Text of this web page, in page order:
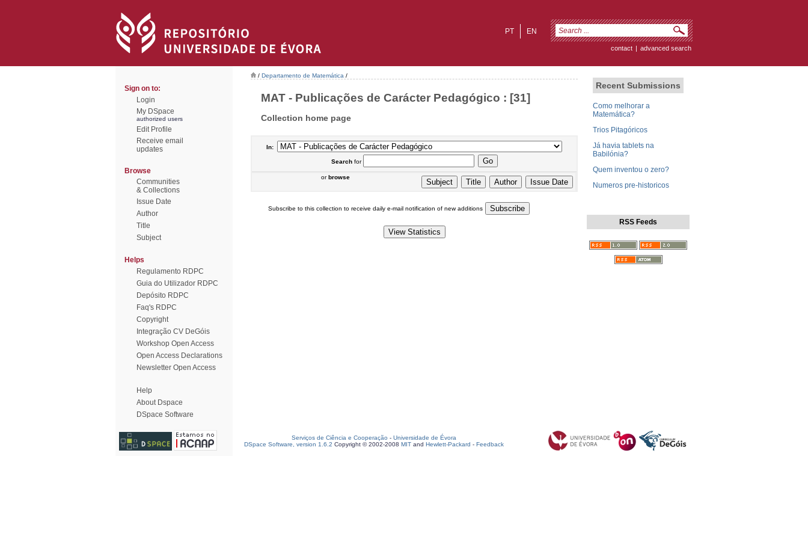
EN
PT
contact | advanced search
Sign on to:
Login
My DSpace
authorized users
Edit Profile
Receive email
updates
Browse
Communities
& Collections
Issue Date
Author
Title
Subject
Helps
Regulamento RDPC
Guia do Utilizador RDPC
Depósito RDPC
Faq's RDPC
Copyright
Integração CV DeGóis
Workshop Open Access
Open Access Declarations
Newsletter Open Access
Help
About Dspace
DSpace Software
/ Departamento de Matemática /
MAT - Publicações de Carácter Pedagógico : [31]
Collection home page
In:
Searchfor
orbrowse
Subscribe to this collection to receive daily e-mail notification of new additions
Recent Submissions
Como melhorar a
Matemática?
Trios Pitagóricos
Já havia tablets na
Babilónia?
Quem inventou o zero?
Numeros pre-historicos
RSS Feeds
Serviços de Ciência e Cooperação - Universidade de Évora
DSpace Software, version 1.6.2 Copyright © 2002-2008 MIT and Hewlett-Packard - Feedback